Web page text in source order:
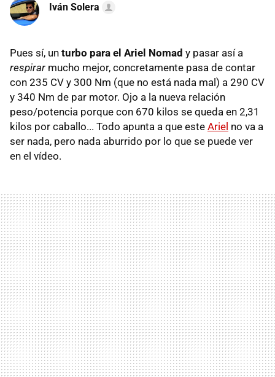
Iván Solera
Pues sí, un turbo para el Ariel Nomad y pasar así a
respirar mucho mejor, concretamente pasa de contar
con 235 CV y 300 Nm (que no está nada mal) a 290 CV
y 340 Nm de par motor. Ojo a la nueva relación
peso/potencia porque con 670 kilos se queda en 2,31
kilos por caballo... Todo apunta a que este Ariel no va a
ser nada, pero nada aburrido por lo que se puede ver
en el vídeo.